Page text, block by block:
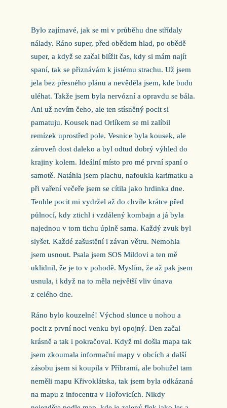
Bylo zajímavé, jak se mi v průběhu dne střídaly
nálady. Ráno super, před obědem hlad, po obědě
super, a když se začal blížit čas, kdy si mám najít
spaní, tak se přiznávám k jistému strachu. Už jsem
jela bez přesného plánu a nevěděla jsem, kde budu
uléhat. Takže jsem byla nervózní a opravdu se bála.
Ani už nevím čeho, ale ten stísněný pocit si
pamatuju. Kousek nad Orlíkem se mi zalíbil
remízek uprostřed pole. Vesnice byla kousek, ale
zároveň dost daleko a byl odtud dobrý výhled do
krajiny kolem. Ideální místo pro mé první spaní o
samotě. Natáhla jsem plachu, nafoukla karimatku a
při vaření večeře jsem se cítila jako hrdinka dne.
Tenhle pocit mi vydržel až do chvíle krátce před
půlnocí, kdy ztichl i vzdálený kombajn a já byla
najednou v tom tichu úplně sama. Každý zvuk byl
slyšet. Každé zašustění i závan větru. Nemohla
jsem usnout. Psala jsem SOS Mildovi a ten mě
uklidnil, že je to v pohodě. Myslím, že až pak jsem
usnula, i když na to měla největší vliv únava
z celého dne.
Ráno bylo kouzelné! Východ slunce u nohou a
pocit z první noci venku byl opojný. Den začal
krásně a tak i pokračoval. Když mi došla mapa tak
jsem zkoumala informační mapy v obcích a další
zásobu jsem si koupila v Příbrami, ale bohužel tam
neměli mapu Křivoklátska, tak jsem byla odkázaná
na mapu z infocentra v Hořovicích. Nikdy